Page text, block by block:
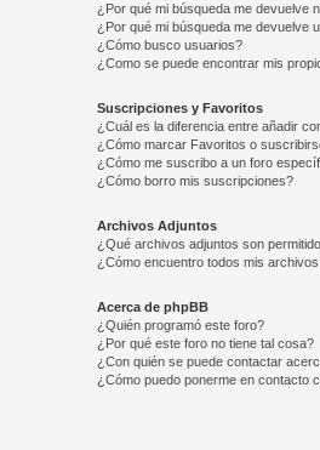
¿Por qué mi búsqueda me devuelve
¿Por qué mi búsqueda me devuelve
¿Cómo busco usuarios?
¿Como se puede encontrar mis
Suscripciones y Favoritos
¿Cuál es la diferencia entre añadir
¿Cómo marcar Favoritos o
¿Cómo me suscribo a un foro
¿Cómo borro mis suscripciones?
Archivos Adjuntos
¿Qué archivos adjuntos son
¿Cómo encuentro todos mis
Acerca de phpBB
¿Quién programó este foro?
¿Por qué este foro no tiene tal cosa?
¿Con quién se puede contactar
¿Cómo puedo ponerme en contacto